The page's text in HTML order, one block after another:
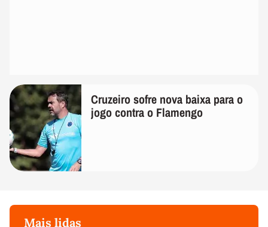
Cruzeiro sofre nova baixa para o
jogo contra o Flamengo
Mais lidas